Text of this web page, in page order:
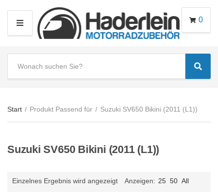
M
U
e
y
c
x
0
Start / Produkt Passend für / Suzuki SV650 Bikini (2011 (L1))
Suzuki SV650 Bikini (2011 (L1))
Einzelnes Ergebnis wird angezeigt Anzeigen: 25 50 All